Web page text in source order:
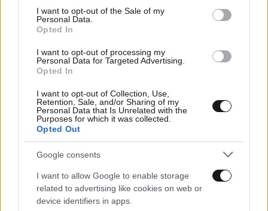
consent section.
I want to opt-out of the Sale of my
Personal Data.
Opted In
I want to opt-out of processing my
Personal Data for Targeted Advertising.
Opted In
I want to opt-out of Collection, Use,
Retention, Sale, and/or Sharing of my
Personal Data that Is Unrelated with the
Purposes for which it was collected.
Opted Out
Google consents
I want to allow Google to enable storage
related to advertising like cookies on web or
device identifiers in apps.
Η ακτινογραφία του ελληνικού τραπεζικού συστήματος